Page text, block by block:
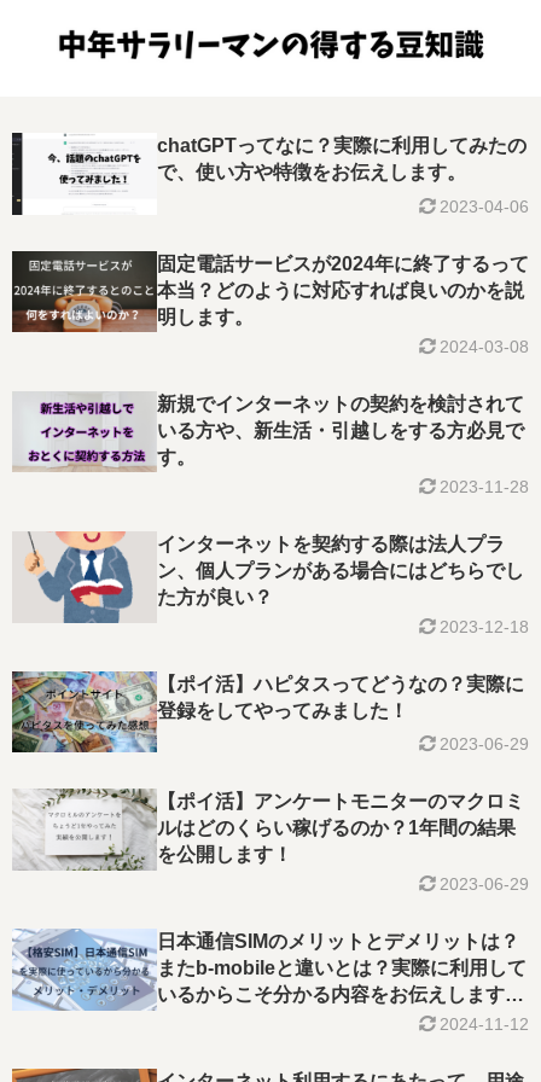
chatGPTってなに？実際に利用してみたの
で、使い方や特徴をお伝えします。
2023-04-06
固定電話サービスが2024年に終了するって
本当？どのように対応すれば良いのかを説
明します。
2024-03-08
新規でインターネットの契約を検討されて
いる方や、新生活・引越しをする方必見で
す。
2023-11-28
インターネットを契約する際は法人プラ
ン、個人プランがある場合にはどちらでし
た方が良い？
2023-12-18
【ポイ活】ハピタスってどうなの？実際に
登録をしてやってみました！
2023-06-29
【ポイ活】アンケートモニターのマクロミ
ルはどのくらい稼げるのか？1年間の結果
を公開します！
2023-06-29
日本通信SIMのメリットとデメリットは？
またb-mobileと違いとは？実際に利用して
いるからこそ分かる内容をお伝えします
2024-11-12